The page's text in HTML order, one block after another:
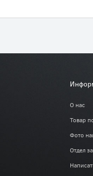
О нас
Товар
Фото
Отдел